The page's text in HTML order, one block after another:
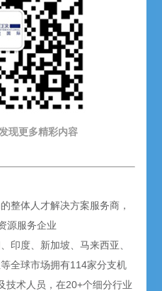
现更多精彩内容
整体人才解决方案服务商，
源服务企业
印度、新加坡、马来西亚、
全球市场拥有114家分支机
技术人员，在20+个细分行业